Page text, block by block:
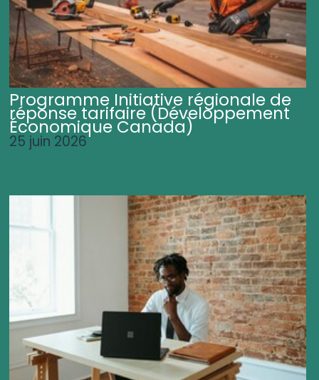
Programme Initiative régionale de
réponse tarifaire (Développement
Économique Canada)
25 juin 2026